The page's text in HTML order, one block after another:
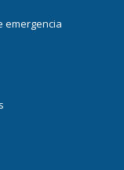
emergencia